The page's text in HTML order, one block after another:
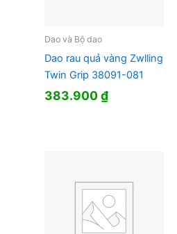
Dao và Bộ dao
Dao rau quả vàng Zwlling
Twin Grip 38091-081
383.900₫